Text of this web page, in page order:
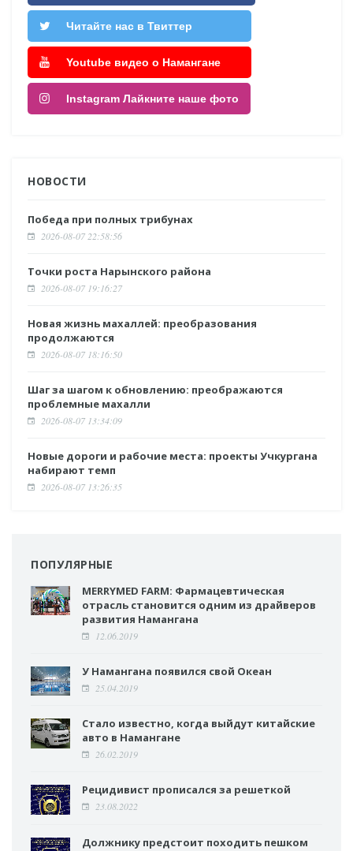
Читайте нас в Твиттер
Youtube видео о Намангане
Instagram Лайкните наше фото
НОВОСТИ
Победа при полных трибунах
2026-08-07 22:58:56
Точки роста Нарынского района
2026-08-07 19:16:27
Новая жизнь махаллей: преобразования
продолжаются
2026-08-07 18:16:50
Шаг за шагом к обновлению: преображаются
проблемные махалли
2026-08-07 13:34:09
Новые дороги и рабочие места: проекты Учкургана
набирают темп
2026-08-07 13:26:35
ПОПУЛЯРНЫЕ
MERRYMED FARM: Фармацевтическая
отрасль становится одним из драйверов
развития Намангана
12.06.2019
У Намангана появился свой Океан
25.04.2019
Стало известно, когда выйдут китайские
авто в Намангане
26.02.2019
Рецидивист прописался за решеткой
23.08.2022
Должнику предстоит походить пешком